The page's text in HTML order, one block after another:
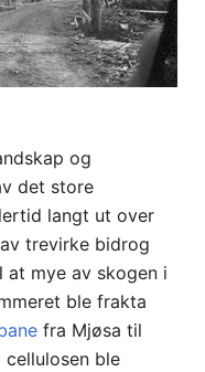
og
det store
langt ut over
trevirke bidrog
mye av skogen i
ble frakta
fra Mjøsa til
ble